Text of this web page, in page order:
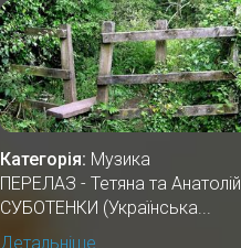
Категорія: Музика
ПЕРЕЛАЗ - Тетяна та Анатолій
СУБОТЕНКИ (Українська...
Детальніше...